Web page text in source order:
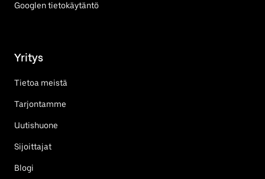
Googlen tietokäytäntö
Yritys
Tietoa meistä
Tarjontamme
Uutishuone
Sijoittajat
Blogi